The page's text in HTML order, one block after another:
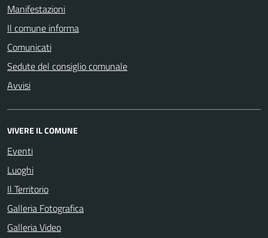
Manifestazioni
Il comune informa
Comunicati
Sedute del consiglio comunale
Avvisi
VIVERE IL COMUNE
Eventi
Luoghi
Il Territorio
Galleria Fotografica
Galleria Video